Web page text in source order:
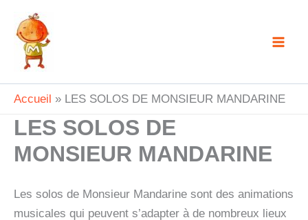
contenu
Accueil LES SOLOS DE MONSIEUR MANDARINE
LES SOLOS DE
MONSIEUR MANDARINE
Les solos de Monsieur Mandarine sont des animations
musicales qui peuvent s’adapter à de nombreux lieux